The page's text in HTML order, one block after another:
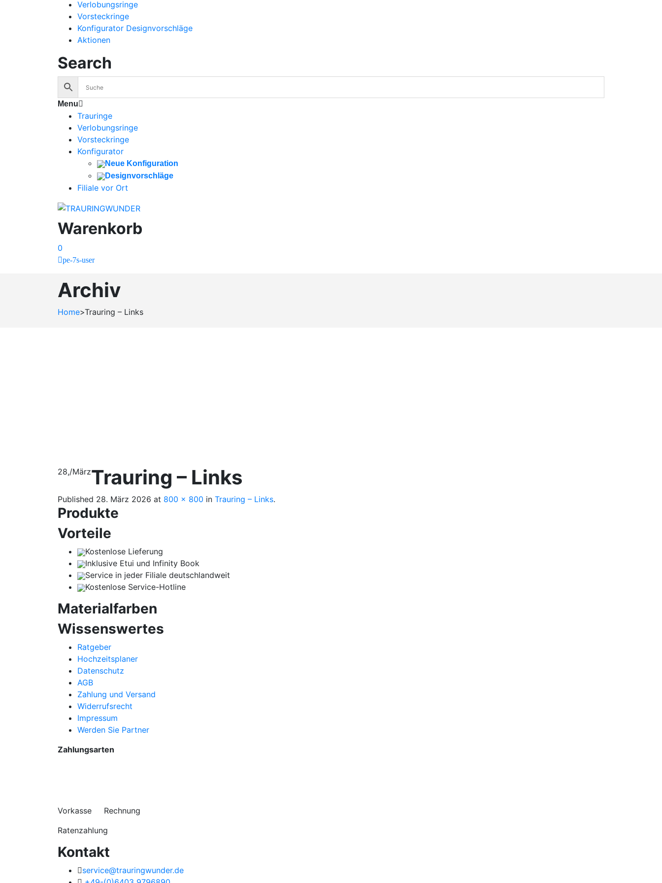
Verlobungsringe
Vorsteckringe
Konfigurator Designvorschläge
Aktionen
Search
Menu
Trauringe
Verlobungsringe
Vorsteckringe
Konfigurator
Neue Konfiguration
Designvorschläge
Filiale vor Ort
Warenkorb
0
pe-7s-user
Archiv
Home>Trauring – Links
28,/MärzTrauring – Links
Published 28. März 2026 at 800 × 800 in Trauring – Links.
Produkte
Vorteile
Kostenlose Lieferung
Inklusive Etui und Infinity Book
Service in jeder Filiale deutschlandweit
Kostenlose Service-Hotline
Materialfarben
Wissenswertes
Ratgeber
Hochzeitsplaner
Datenschutz
AGB
Zahlung und Versand
Widerrufsrecht
Impressum
Werden Sie Partner
Zahlungsarten
Vorkasse Rechnung
Ratenzahlung
Kontakt
service@trauringwunder.de